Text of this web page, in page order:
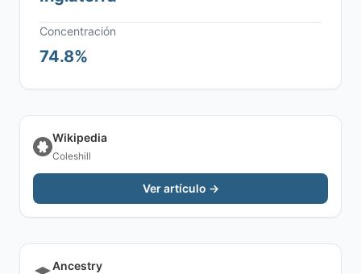
Concentración
74.8%
Wikipedia
Coleshill
Ver artículo →
Ancestry